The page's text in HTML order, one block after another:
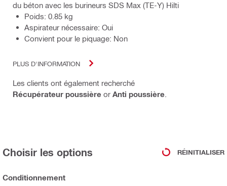
du béton avec les burineurs SDS Max (TE-Y) Hilti
Poids: 0.85 kg
Aspirateur nécessaire: Oui
Convient pour le piquage: Non
PLUS D'INFORMATION
Les clients ont également recherché
Récupérateur poussière or Anti poussière
Choisir les options RÉINITIALISER
Conditionnement